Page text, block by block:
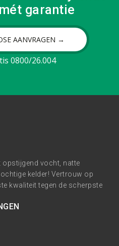
garantie
AANVRAGEN →
0800/26.004
vocht, natte
kelder! Vertrouw op
kwaliteit tegen de scherpste